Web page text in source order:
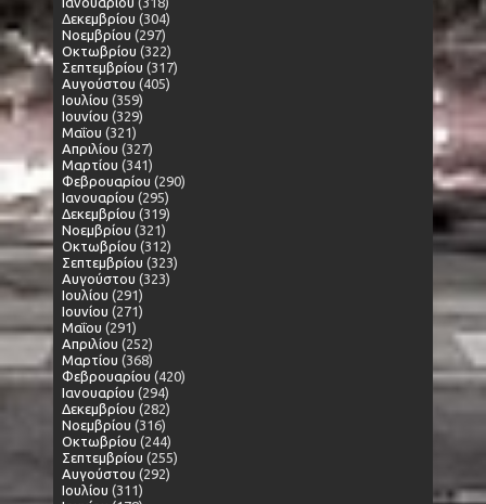
Δεκεμβρίου (304)
Νοεμβρίου (297)
Οκτωβρίου (322)
Σεπτεμβρίου (317)
Αυγούστου (405)
Ιουλίου (359)
Ιουνίου (329)
Μαΐου (321)
Απριλίου (327)
Μαρτίου (341)
Φεβρουαρίου (290)
Ιανουαρίου (295)
Δεκεμβρίου (319)
Νοεμβρίου (321)
Οκτωβρίου (312)
Σεπτεμβρίου (323)
Αυγούστου (323)
Ιουλίου (291)
Ιουνίου (271)
Μαΐου (291)
Απριλίου (252)
Μαρτίου (368)
Φεβρουαρίου (420)
Ιανουαρίου (294)
Δεκεμβρίου (282)
Νοεμβρίου (316)
Οκτωβρίου (244)
Σεπτεμβρίου (255)
Αυγούστου (292)
Ιουλίου (311)